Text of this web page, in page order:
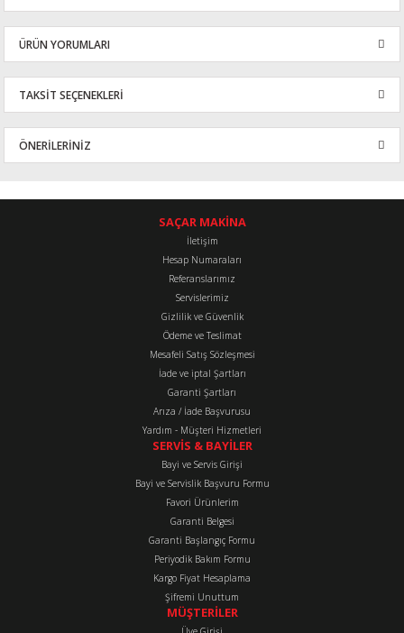
ÜRÜN YORUMLARI
Bu ürüne ilk yorumu siz yapın!
TAKSİT SEÇENEKLERİ
ÖNERİLERİNİZ
konularda yetersiz gördüğünüz noktaları öneri formunu kullanarak
Görüş ve önerileriniz için teşekkür ederiz.
Ürün resmi kalitesiz, bozuk veya görüntülenemiyor.
Ürün bilgilerinde hatalar bulunuyor.
Ürün fiyatı diğer sitelerden daha pahalı.
Bu ürüne benzer farklı alternatifler olmalı.
Gönder
SAÇAR MAKİNA
İletişim
Hesap Numaraları
Referanslarımız
Servislerimiz
Gizlilik ve Güvenlik
Ödeme ve Teslimat
Mesafeli Satış Sözleşmesi
İade ve iptal Şartları
Garanti Şartları
Arıza / İade Başvurusu
Yardım - Müşteri Hizmetleri
SERVİS & BAYİLER
Bayi ve Servis Girişi
Bayi ve Servislik Başvuru Formu
Favori Ürünlerim
Garanti Belgesi
Garanti Başlangıç Formu
Periyodik Bakım Formu
Kargo Fiyat Hesaplama
Şifremi Unuttum
MÜŞTERİLER